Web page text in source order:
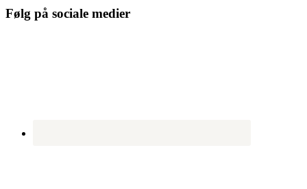
Følg på sociale medier